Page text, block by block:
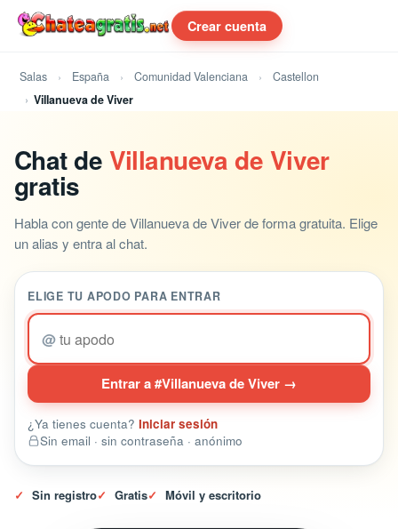
Crear cuenta
Salas España Comunidad Valenciana
Castellon
Villanueva de Viver
Chat deVillanueva de Viver
gratis
Habla con gente de Villanueva de Viver de forma gratuita. Elige
un alias y entra al chat.
ELIGE TU APODO PARA ENTRAR
@
Entrar a #Villanueva de Viver →
¿Ya tienes cuenta? Iniciar sesión
Sin email · sin contraseña · anónimo
✓ Sin registro✓ Gratis✓ Móvil y escritorio